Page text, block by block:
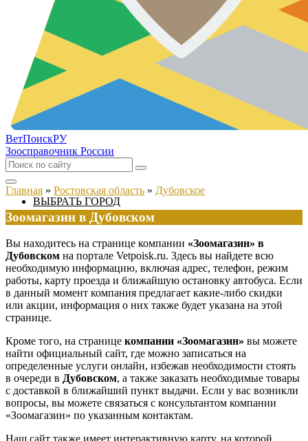
ВетПоискРУ
Зоосправочник России
ВЫБРАТЬ ГОРОД
Главная » Ростовская область » Дубовское
Зоомагазин в Дубовском
Вы находитесь на странице компании «Зоомагазин» в
Дубовском на портале Vetpoisk.ru. Здесь вы найдете всю
необходимую информацию, включая адрес, телефон, режим
работы, карту проезда и ближайшую остановку автобуса. Если
в данный момент компания предлагает какие-либо скидки
или акции, информация о них также будет указана на этой
странице.
Кроме того, на странице компании «Зоомагазин» вы можете
найти официальный сайт, где можно записаться на
определенные услуги онлайн, избежав необходимости стоять
в очереди в Дубовском, а также заказать необходимые товары
с доставкой в ближайший пункт выдачи. Если у вас возникли
вопросы, вы можете связаться с консультантом компании
«Зоомагазин» по указанным контактам.